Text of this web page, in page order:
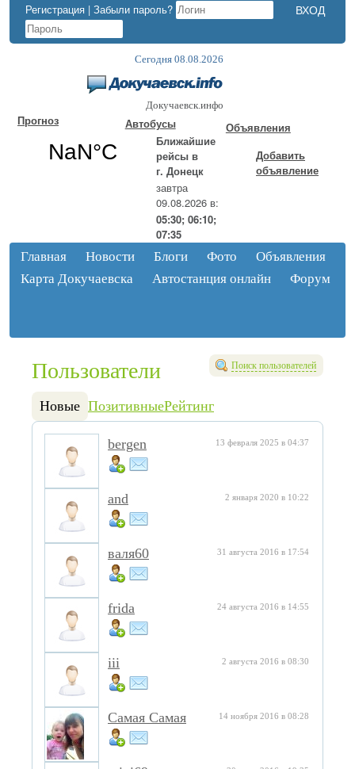
Регистрация | Забыли пароль?
Сегодня 08.08.2026
Докучаевск.инфо
Прогноз
Автобусы
Ближайшие
рейсы в
г. Донецк
завтра
09.08.2026 в:
05:30; 06:10;
07:35
Объявления
Добавить
объявление
Главная Новости Блоги Фото
Объявления
Карта Докучаевска
Автостанция онлайн Форум
Поиск пользователей
Пользователи
Новые ПозитивныеРейтинг
13 февраля 2025 в 04:37
bergen
2 января 2020 в 10:22
and
31 августа 2016 в 17:54
валя60
24 августа 2016 в 14:55
frida
2 августа 2016 в 08:30
iii
14 ноября 2016 в 08:28
Самая Самая